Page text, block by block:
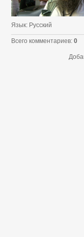
Язык: Русский
Всего комментариев: 0